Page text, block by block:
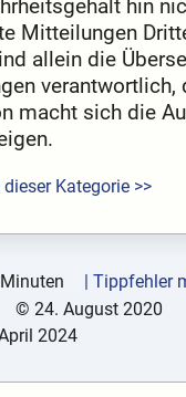
hin
Mitteilungen
allein die
verantwortlich,
macht sich die
Kategorie >>
| Tippfehler
© 24. August 2020
2024